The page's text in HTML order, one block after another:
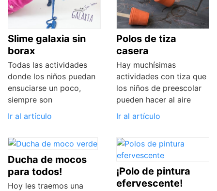
Slime galaxia sin
borax
Todas las actividades
donde los niños puedan
ensuciarse un poco,
siempre son
Ir al artículo
Polos de tiza
casera
Hay muchísimas
actividades con tiza que
los niños de preescolar
pueden hacer al aire
Ir al artículo
Ducha de mocos
para todos!
Hoy les traemos una
¡Polo de pintura
efervescente!